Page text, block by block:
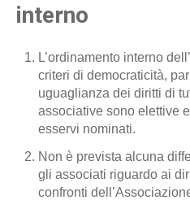
interno
L’ordinamento interno
criteri di democraticità,
uguaglianza dei diritti di
associative sono elettive
esservi nominati.
Non è prevista alcuna
gli associati riguardo ai
confronti